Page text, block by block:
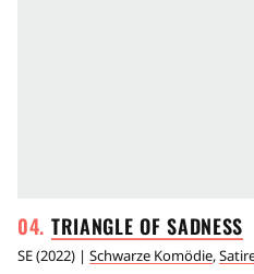
TRIANGLE OFSADNESS
SE(2022) | Schwarze Komödie,